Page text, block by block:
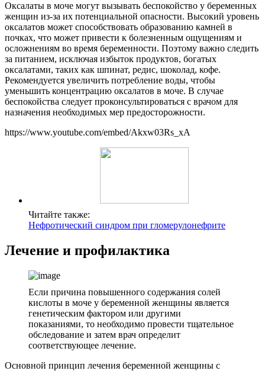
Оксалаты в моче могут вызывать беспокойство у беременных
женщин из-за их потенциальной опасности. Высокий уровень
оксалатов может способствовать образованию камней в
почках, что может привести к болезненным ощущениям и
осложнениям во время беременности. Поэтому важно следить
за питанием, исключая избыток продуктов, богатых
оксалатами, таких как шпинат, редис, шоколад, кофе.
Рекомендуется увеличить потребление воды, чтобы
уменьшить концентрацию оксалатов в моче. В случае
беспокойства следует проконсультироваться с врачом для
назначения необходимых мер предосторожности.
https://www.youtube.com/embed/Akxw03Rs_xA
Читайте также:
Нефротический синдром при гломерулонефрите
Лечение и профилактика
Если причина повышенного содержания солей
кислоты в моче у беременной женщины является
генетическим фактором или другими
показаниями, то необходимо провести тщательное
обследование и затем врач определит
соответствующее лечение.
Основной принцип лечения беременной женщины с